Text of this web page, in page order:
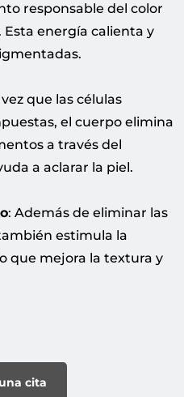
responsable del color
Esta energía calienta y
que las células
el cuerpo elimina
a través del
a aclarar la piel.
: Además de eliminar las
estimula la
que mejora la textura y
cita